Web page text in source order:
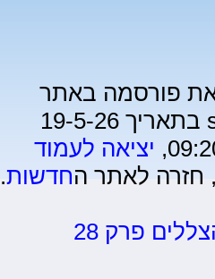
פורסמה באתר
sponser בתאריך 19-5-26
יציאה לעמוד
, חזרה לאתר החדשות.
פרק 28